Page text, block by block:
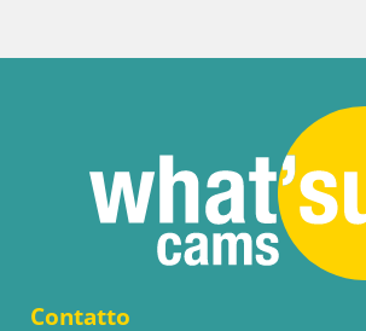
Contatto